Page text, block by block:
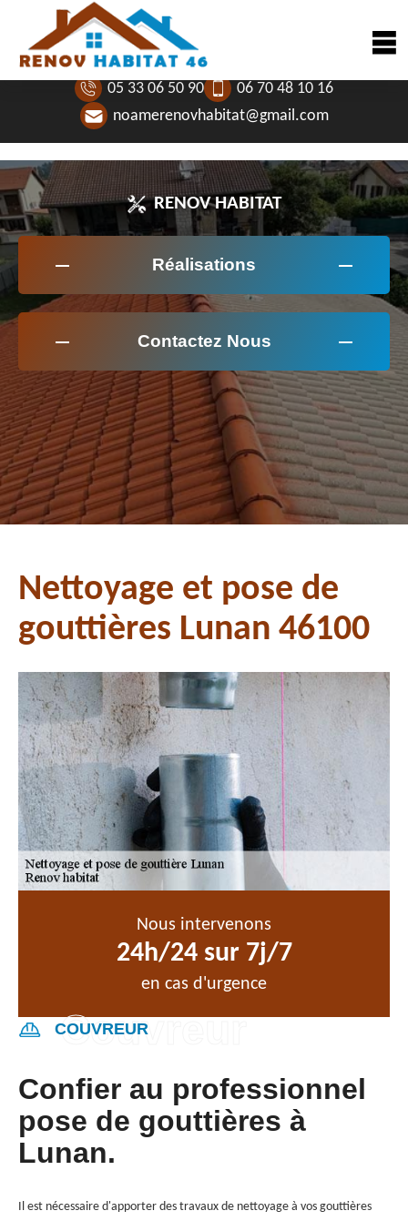
05 33 06 50 90
06 70 48 10 16
noamerenovhabitat@gmail.com
RENOV HABITAT
Réalisations
Contactez Nous
Nettoyage et pose de
gouttières Lunan 46100
Nous intervenons
24h/24 sur 7j/7
en cas d'urgence
COUVREUR
Confier au professionnel
pose de gouttières à
Lunan.
Il est nécessaire d'apporter des travaux de nettoyage à vos gouttières